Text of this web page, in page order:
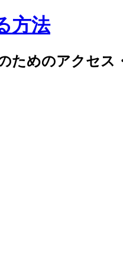
方法
ためのアクセス